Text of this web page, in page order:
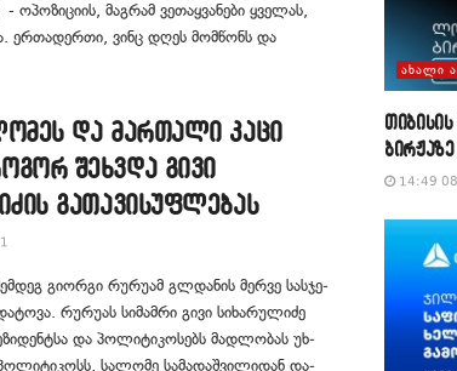
მაგრამ ვეთაყვანები ყველას,
ერთადერთი, ვინც დღეს მომწონს და
და მართალი კაცი
შეხვდა გივი
გათავისუფლებას
გი­ორ­გი რუ­რუ­ამ გლ­და­ნის მერ­ვე სას­ჯე­
რუ­რუ­ას სი­მამ­რი გივი სი­ხა­რუ­ლი­ძე
და პო­ლი­ტი­კო­სებს მად­ლო­ბას უხ­
სა­ლო­მე სა­მა­დაშ­ვი­ლი­დან და­
ᲐᲮᲐᲚᲘ
14:49